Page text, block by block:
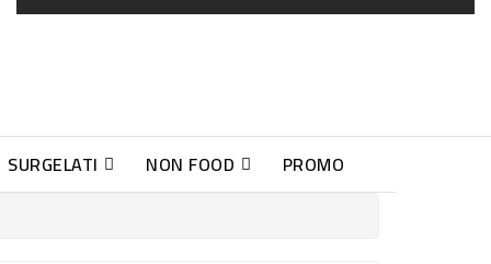
SURGELATI NON FOOD PROMO